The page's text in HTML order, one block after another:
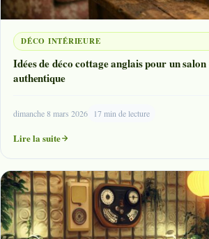
DÉCO INTÉRIEURE
Idées de déco cottage anglais pour un
authentique
dimanche 8 mars 2026 17 min de lecture
Lire la suite